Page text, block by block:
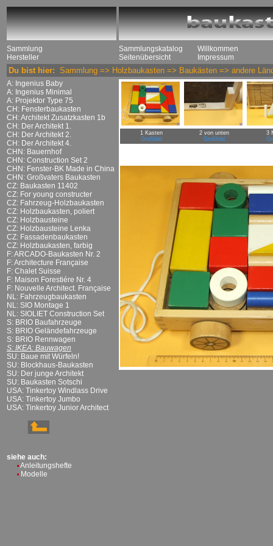
Sammlung
Hersteller
Sammlungskatalog
Seitenübersicht
Willkommen
Impressum
Du bist hier: Sammlung => Holzbaukasten => Baukästen => andere
A: Ingenius Baby
A: Ingenius Minimal
A: Projektor Type 75
CH: Fensterbaukasten
CH: Architekt Zusatzkasten 1b
CH: Der Architekt 1.
CH: Der Architekt 2.
CH: Der Architekt 4.
CHN: Bauernhof
CHN: Construction Set 2
CHN: Fenster-BK Made in China
CHN: Großvaters Baukasten
CZ: Baukasten 11402
CZ: For young constructer
CZ: Fahrzeug-Holzbaukasten
CZ: Holzbaukasten, poliert
CZ: Holzbausteine
CZ: Holzbausteine Lenka
CZ: Fassadenbaukasten
CZ: Holzbaukasten, farbig
F: ARCADO-Baukasten Nr. 2
F: Architecture Française
F: Chalet Suisse
F: Maison Forestiére Nr. 4
F: Nouvelle Architect. Française
NL: Fahrzeugbaukasten
NL: SIO Montage 1
NL: SIOLIET Construction Set
S: BRIO Baufahrzeuge
S: BRIO Geländefahrzeuge
S: BRIO Rennwagen
S: IKEA: Bauwagen
SU: Baue mit Würfeln!
SU: Blockhaus-Baukasten
SU: Der junge Architekt
SU: Baukasten Sotschi
USA: Tinkertoy Windlass Drive
USA: Tinkertoy Jumbo
USA: Tinkertoy Junior Architect
siehe auch:
Anleitungshefte
Modelle
1 Kasten
Großbild
2 von unten
Großbild
3